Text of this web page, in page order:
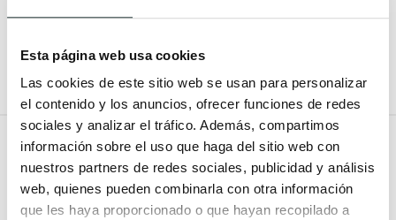
Esta página web usa cookies
Las cookies de este sitio web se usan para personalizar
el contenido y los anuncios, ofrecer funciones de redes
sociales y analizar el tráfico. Además, compartimos
información sobre el uso que haga del sitio web con
nuestros partners de redes sociales, publicidad y análisis
web, quienes pueden combinarla con otra información
que les haya proporcionado o que hayan recopilado a
Todo Muebles de baño
Muebles de baño
Muebles de baño Modernos
Lavabos
Lavabos modernos